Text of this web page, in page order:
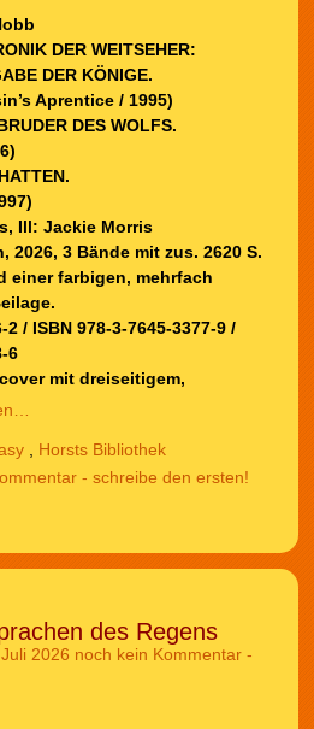
DER WEITSEHER:
DER KÖNIGE.
Aprentice / 1995)
DES WOLFS.
Ill: Jackie Morris
2026, 3 Bände mit zus. 2620 S.
einer farbigen, mehrfach
2 / ISBN 978-3-7645-3377-9 /
6
mit dreiseitigem,
, Horsts Bibliothek
- schreibe den ersten!
des Regens
2026 noch kein Kommentar -